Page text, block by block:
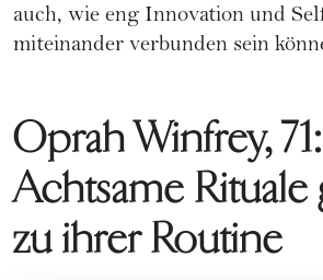
auch, wie eng Innovation und
miteinander verbunden sein
Oprah Winfrey, 71:
Achtsame
zu ihrer Routine